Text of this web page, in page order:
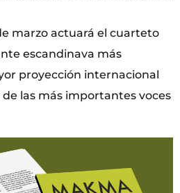
marzo actuará el cuarteto
escandinava más
proyección internacional
las más importantes voces